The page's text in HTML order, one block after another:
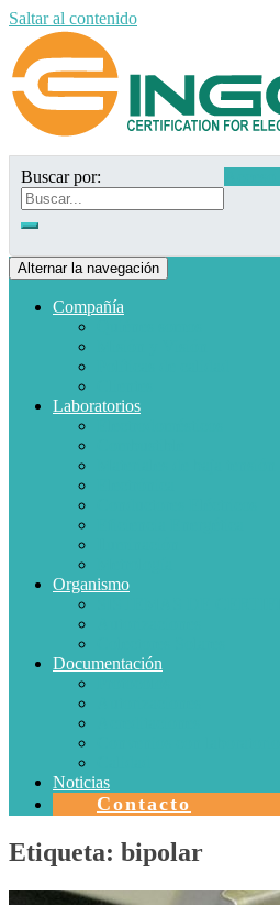
Saltar al contenido
Buscar por:
Alternar la navegación
Compañía
Laboratorios
Organismo
Documentación
Noticias
Contacto
Etiqueta: bipolar